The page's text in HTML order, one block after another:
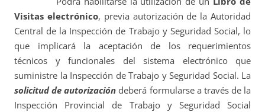
Visitas electrónico, previa autorización de la Autoridad
Central de la Inspección de Trabajo y Seguridad Social, lo
que implicará la aceptación de los requerimientos
técnicos y funcionales del sistema electrónico que
suministre la Inspección de Trabajo y Seguridad Social. La
solicitud de autorización deberá formularse a través de la
Inspección Provincial de Trabajo y Seguridad Social